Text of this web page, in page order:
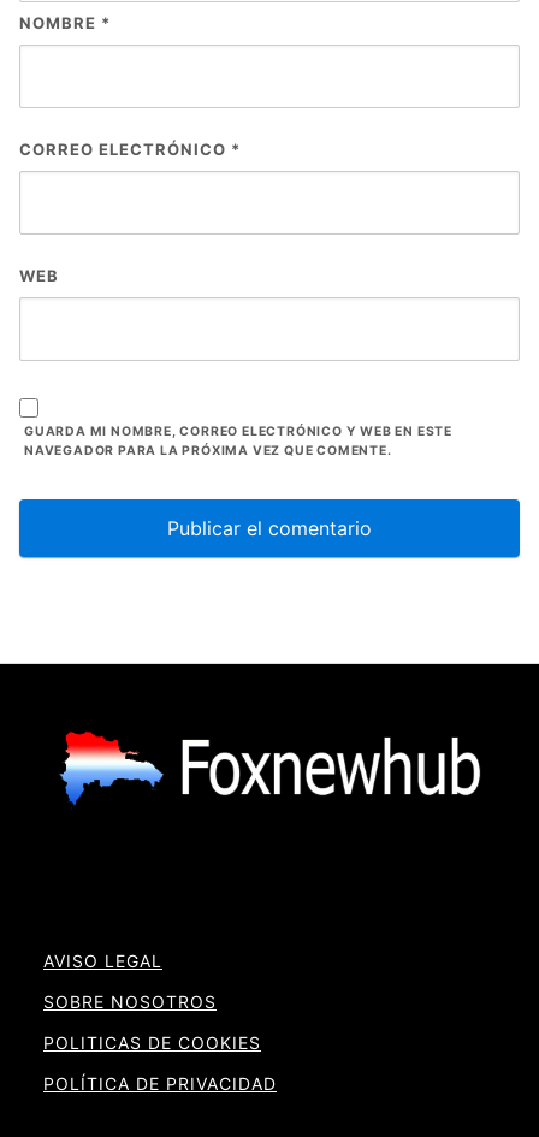
NOMBRE *
CORREO ELECTRÓNICO *
WEB
GUARDA MI NOMBRE, CORREO ELECTRÓNICO Y WEB EN ESTE
NAVEGADOR PARA LA PRÓXIMA VEZ QUE COMENTE.
AVISO LEGAL
SOBRE NOSOTROS
POLITICAS DE COOKIES
POLÍTICA DE PRIVACIDAD